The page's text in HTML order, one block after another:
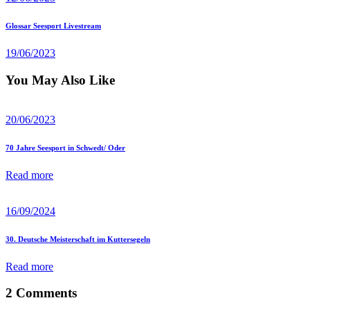
Next
Glossar Seesport Livestream
19/06/2023
You May Also Like
20/06/2023
70 Jahre Seesport in Schwedt/ Oder
Read more
16/09/2024
30. Deutsche Meisterschaft im Kuttersegeln
Read more
2 Comments